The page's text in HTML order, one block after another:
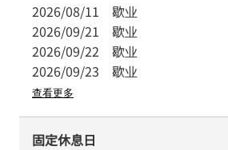
2026/08/11 歇业
2026/09/21 歇业
2026/09/22 歇业
2026/09/23 歇业
查看更多
固定休息日